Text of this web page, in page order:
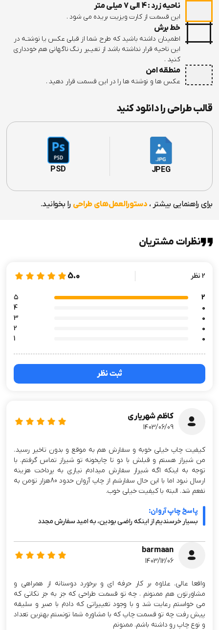
ناحیه زرد : 4 الی 7 میلی متر
این قسمت از کارت ویزیت بریده می شود .
خط برش
اطمینان داشته باشید که طرح شما از قبلی عکس یا نوشتـه در
این ناحیه قرار نداشته باشد از تغیـیر رنـگ ناگهانی هم خودداری
کنید .
منطقه امن
عکس ها و نوشته ها را در این قسمت قرار دهید .
قالب طراحی را دانلود کنید
JPEG
PSD
برای راهنمایی بیشتر ، دستورالعمل‌های طراحی را بخوانید.
نظرات مشتریان
2 نظر 5.0
2
۵
0
4
0
3
0
2
0
1
ثبت نظر
کاظم شهریاری
1403/06/09
کیفیت چاپ خیلی خوبه و سفارش هم به موقع و بدون تاخیر رسید.
من شیراز هستم و قبلش با دو تا چاپخونه تو شیراز تماس گرفتم. با
توجه به اینکه اگه شیراز سفارش میدادم نیازی به پرداخت هزینه
ارسال نبود اما با این حال سفارشم از چاپ آروان حدود 80هزار تومن به
نفعم شد. البته با کیفیت خیلی خوب.
پاسخ چاپ آروان:
بسیار خرسندیم از اینکه راضی بودین، به امید سفارش مجدد
barmaan
1403/12/06
واقعا عالی. علاوه بر کار حرفه ای و برخورد دوستانه از همراهی و
مشاورتون هم ممنونم . چه تو قسمت طراحی که جز به جز نکاتی که
می خواستم رعایت شد و با وجود تغییراتی که دادم با صبر و سلیقه
پیش رفت چه تو قسمت چاپ که با مشاوره شما تونستم بهترین تعداد
و نوع چاپ رو داشته باشم. ممنونم